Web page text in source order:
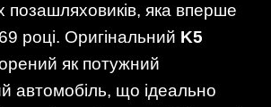
позашляховиків, яка вперше
році. Оригінальний K5
як потужний
автомобіль, що ідеально